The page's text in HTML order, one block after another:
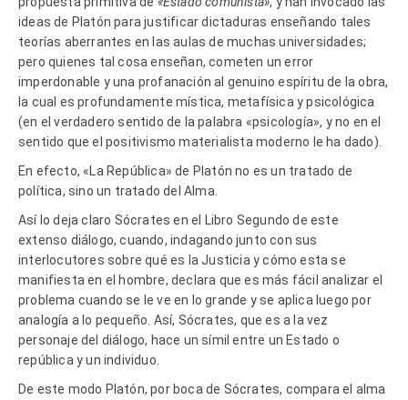
ideas de Platón para justificar dictaduras enseñando tales
teorías aberrantes en las aulas de muchas universidades;
pero quienes tal cosa enseñan, cometen un error
imperdonable y una profanación al genuino espíritu de la obra,
la cual es profundamente mística, metafísica y psicológica
(en el verdadero sentido de la palabra «psicología», y no en el
sentido que el positivismo materialista moderno le ha dado).
En efecto, «La República» de Platón no es un tratado de
política, sino un tratado del Alma.
Así lo deja claro Sócrates en el Libro Segundo de este
extenso diálogo, cuando, indagando junto con sus
interlocutores sobre qué es la Justicia y cómo esta se
manifiesta en el hombre, declara que es más fácil analizar el
problema cuando se le ve en lo grande y se aplica luego por
analogía a lo pequeño. Así, Sócrates, que es a la vez
personaje del diálogo, hace un símil entre un Estado o
república y un individuo.
De este modo Platón, por boca de Sócrates, compara el alma